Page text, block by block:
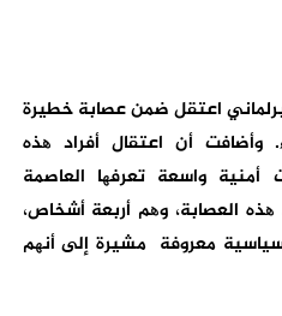
اعتقل ضمن عصابة خطیرة
وأضافت أن اعتقال أفراد ھذه
واسعة تعرفھا العاصمة
ھذه العصابة، وھم أربعة أشخاص،
معروفة مشیرة إلى أنھم